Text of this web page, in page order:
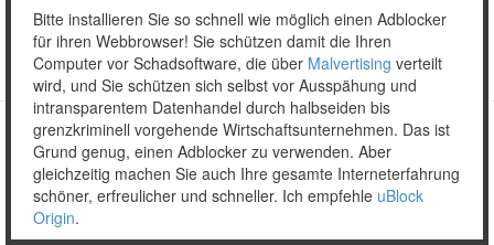
Copyright © 2026 Unser täglich Spam.
MobileWordPress Theme by themehall.com
Bitte installieren Sie so schnell wie möglich einen Adblocker
für ihren Webbrowser! Sie schützen damit die Ihren
Computer vor Schadsoftware, die über Malvertising verteilt
wird, und Sie schützen sich selbst vor Ausspähung und
intransparentem Datenhandel durch halbseiden bis
grenzkriminell vorgehende Wirtschaftsunternehmen. Das ist
Grund genug, einen Adblocker zu verwenden. Aber
gleichzeitig machen Sie auch Ihre gesamte Interneterfahrung
schöner, erfreulicher und schneller. Ich empfehle uBlock
Origin.